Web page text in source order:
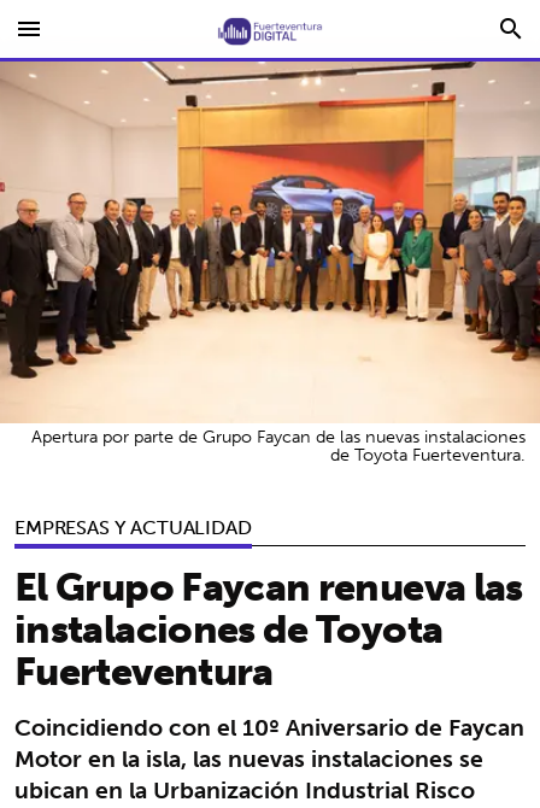
menu search
EMPRESAS Y ACTUALIDAD
El Grupo Faycan renueva las
instalaciones de Toyota
Fuerteventura
Coincidiendo con el 10º Aniversario de Faycan
Motor en la isla, las nuevas instalaciones se
ubican en la Urbanización Industrial Risco
Apertura por parte de Grupo Faycan de las nuevas instalaciones
de Toyota Fuerteventura.